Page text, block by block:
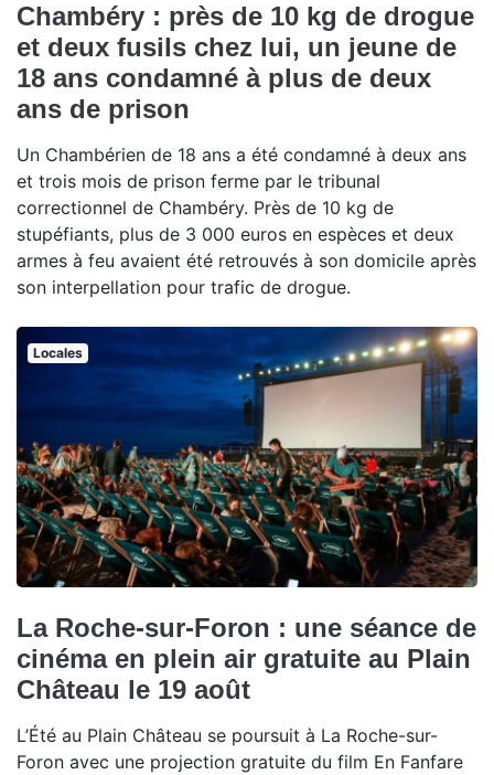
Chambéry : près de 10 kg de drogue
et deux fusils chez lui, un jeune de
18 ans condamné à plus de deux
ans de prison
Un Chambérien de 18 ans a été condamné à deux ans
et trois mois de prison ferme par le tribunal
correctionnel de Chambéry. Près de 10 kg de
stupéfiants, plus de 3 000 euros en espèces et deux
armes à feu avaient été retrouvés à son domicile après
son interpellation pour trafic de drogue.
Locales
La Roche-sur-Foron : une séance de
cinéma en plein air gratuite au Plain
Château le 19 août
L’Été au Plain Château se poursuit à La Roche-sur-
Foron avec une projection gratuite du film En Fanfare